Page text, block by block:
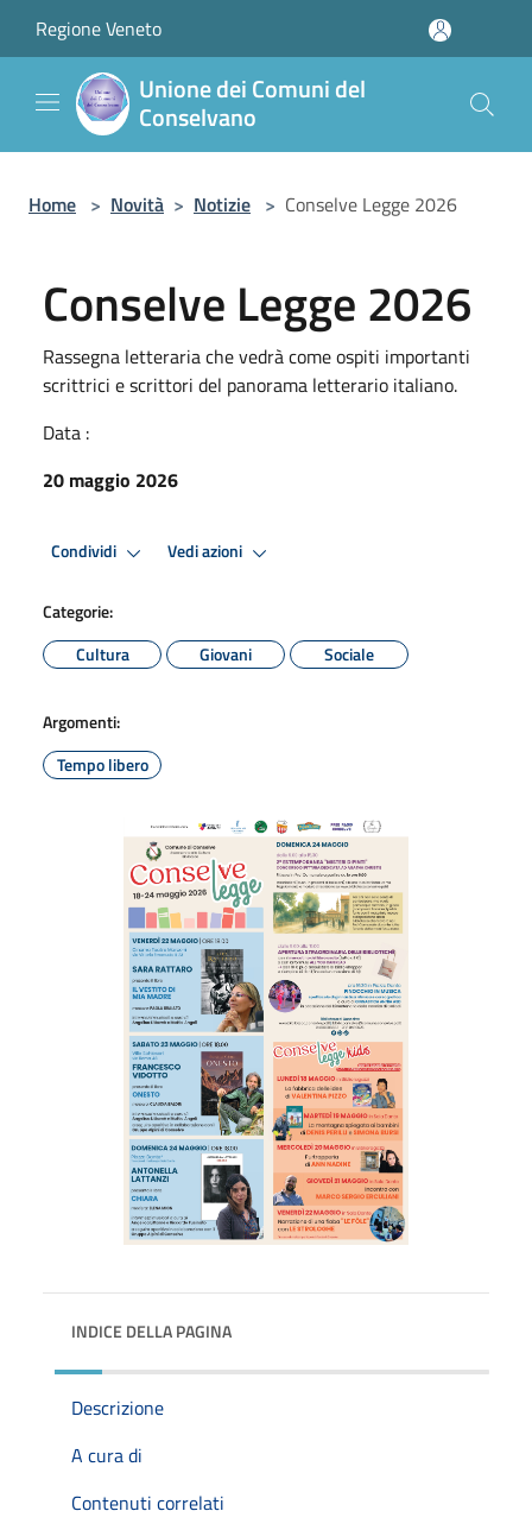
Regione Veneto
Unione dei Comuni del
Conselvano
Home > Novità > Notizie > Conselve Legge 2026
Conselve Legge 2026
Rassegna letteraria che vedrà come ospiti importanti
scrittrici e scrittori del panorama letterario italiano.
Data :
20 maggio 2026
Condividi Vedi azioni
Categorie:
Cultura
Giovani Sociale
Argomenti:
Tempo libero
INDICE DELLA PAGINA
Descrizione
A cura di
Contenuti correlati